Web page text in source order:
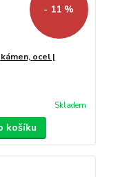
- 11 %
ocel |
Skladem
košíku